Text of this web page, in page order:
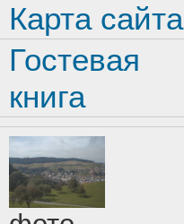
Карта сайта
Гостевая
книга